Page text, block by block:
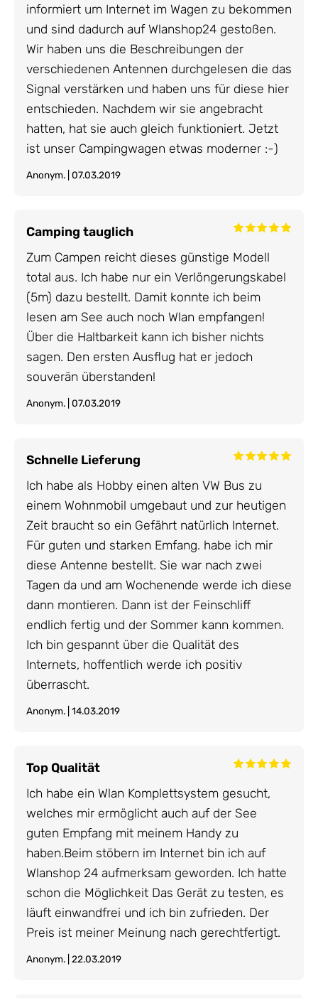
informiert um Internet im Wagen zu bekommen
und sind dadurch auf Wlanshop24 gestoßen.
Wir haben uns die Beschreibungen der
verschiedenen Antennen durchgelesen die das
Signal verstärken und haben uns für diese hier
entschieden. Nachdem wir sie angebracht
hatten, hat sie auch gleich funktioniert. Jetzt
ist unser Campingwagen etwas moderner :-)
Anonym. | 07.03.2019
Camping tauglich
Zum Campen reicht dieses günstige Modell
total aus. Ich habe nur ein Verlöngerungskabel
(5m) dazu bestellt. Damit konnte ich beim
lesen am See auch noch Wlan empfangen!
Über die Haltbarkeit kann ich bisher nichts
sagen. Den ersten Ausflug hat er jedoch
souverän überstanden!
Anonym. | 07.03.2019
Schnelle Lieferung
Ich habe als Hobby einen alten VW Bus zu
einem Wohnmobil umgebaut und zur heutigen
Zeit braucht so ein Gefährt natürlich Internet.
Für guten und starken Emfang. habe ich mir
diese Antenne bestellt. Sie war nach zwei
Tagen da und am Wochenende werde ich diese
dann montieren. Dann ist der Feinschliff
endlich fertig und der Sommer kann kommen.
Ich bin gespannt über die Qualität des
Internets, hoffentlich werde ich positiv
überrascht.
Anonym. | 14.03.2019
Top Qualität
Ich habe ein Wlan Komplettsystem gesucht,
welches mir ermöglicht auch auf der See
guten Empfang mit meinem Handy zu
haben.Beim stöbern im Internet bin ich auf
Wlanshop 24 aufmerksam geworden. Ich hatte
schon die Möglichkeit Das Gerät zu testen, es
läuft einwandfrei und ich bin zufrieden. Der
Preis ist meiner Meinung nach gerechtfertigt.
Anonym. | 22.03.2019